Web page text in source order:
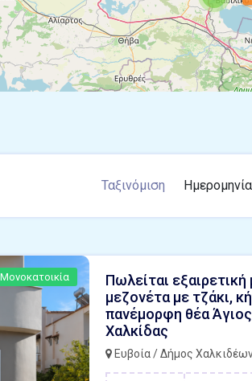
Ταξινόμιση
Μονοκατοικία
Πωλείται εξαιρετική
μεζονέτα με τζάκι,
πανέμορφη θέα
Χαλκίδας
Ευβοία / Δήμος